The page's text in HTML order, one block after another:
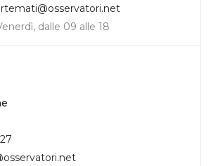
dalle 09 alle 18